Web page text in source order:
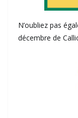
N’oubliez pas
décembre de